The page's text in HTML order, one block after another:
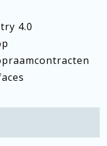
4.0